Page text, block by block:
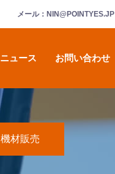
メール：NIN@POINTYES.JP
ニュース お問い合わせ
機材販売